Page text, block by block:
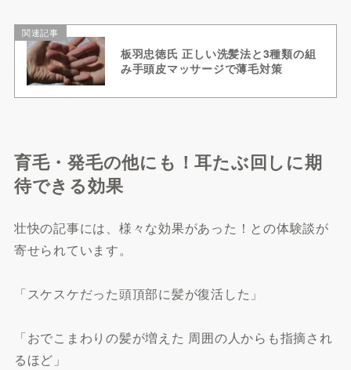
関連記事
板羽忠徳氏 正しい洗髪法と3種類の組
み手頭皮マッサージで薄毛対策
育毛・発毛の他にも！耳たぶ回しに期
待できる効果
壮快の記事には、様々な効果があった！との体験談が
寄せられています。
「スケスケだった頭頂部に髪が復活した」
「おでこまわりの髪が増えた 周囲の人からも指摘され
るほど」